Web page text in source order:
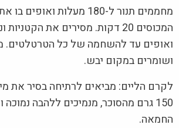
מחממים תנור ל-180 מעלות
המכוסים 20 דקות. מסירים את
ואופים עד להשחמה של כל הטרטלטים.
ושומרים במקום יבש.
לקרם הליים: מביאים לרתיחה בסיר את
150 גרם מהסוכר, מנמיכים ללהבה
החמאה.